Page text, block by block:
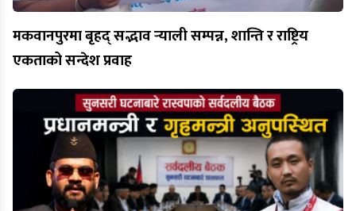
मकवानपुरमा बृहद् सद्भाव र्‍याली सम्पन्न, शान्ति र राष्ट्रिय
एकताको सन्देश प्रवाह